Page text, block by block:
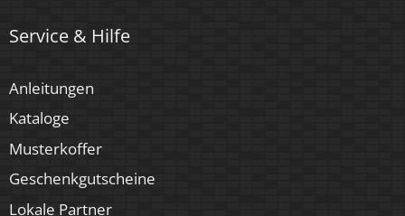
Luxvenum
Für Möbeleinbau geeignet
Service & Hilfe
Anleitungen
Kataloge
Musterkoffer
Geschenkgutscheine
Lokale Partner